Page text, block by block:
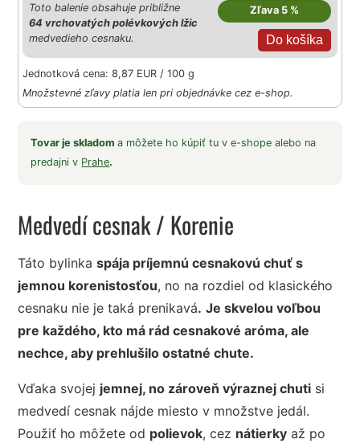
Zľava 5 %
Toto balenie obsahuje približne
64 vrchovatých polévkových lžic
medvedieho cesnaku.
Jednotková cena: 8,87 EUR / 100 g
Množstevné zľavy platia len pri objednávke cez e-shop.
Tovar je skladoma môžete ho kúpiť tu v e-shope alebo na
predajni v Prahe.
Medvedí cesnak/ Korenie
Táto bylinkaspája príjemnú cesnakovú chuť s
jemnou korenistosťou, no na rozdiel od klasického
cesnaku nie je taká prenikavá. Je skvelou voľbou
pre každého, kto má rád cesnakové aróma, ale
nechce, aby prehlušilo ostatné chute.
Vďaka svojej jemnej, no zároveň výraznej chuti si
medvedí cesnak nájde miesto v množstve jedál.
Použiť ho môžete od polievok, cez nátierky až po